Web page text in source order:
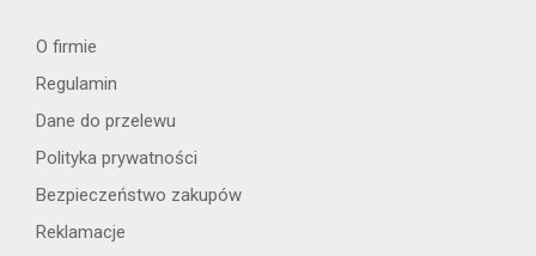
O firmie
Regulamin
Dane do przelewu
Polityka prywatności
Bezpieczeństwo zakupów
Reklamacje